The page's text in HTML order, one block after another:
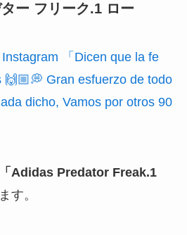
ー フリーク.1 ロー
「Dicen que la fe
🙌🏼💭 Gran esfuerzo de todo
dicho, Vamos por otros 90
「Adidas Predator Freak.1
す。